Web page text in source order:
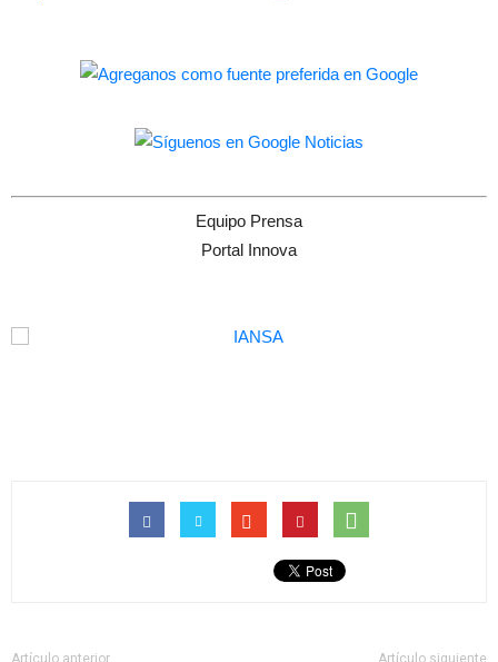
Equipo Prensa
Portal Innova
Artículo anterior Artículo siguiente